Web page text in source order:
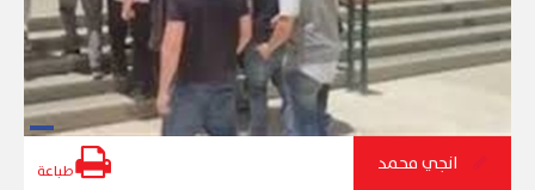
انجي محمد طباعة